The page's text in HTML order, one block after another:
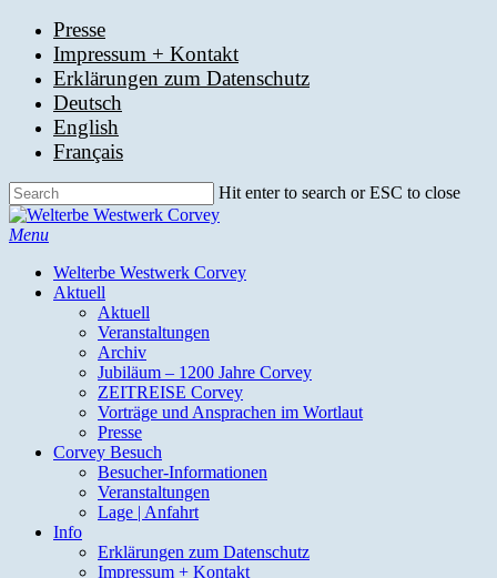
Skip
content
Presse
Impressum + Kontakt
Erklärungen zum Datenschutz
Deutsch
English
Français
Hit enter to search or ESC to close
Close
Search
search
Menu
Welterbe Westwerk Corvey
Aktuell
Aktuell
Veranstaltungen
Archiv
Jubiläum – 1200 Jahre Corvey
ZEITREISE Corvey
Vorträge und Ansprachen im Wortlaut
Presse
Corvey Besuch
Besucher-Informationen
Veranstaltungen
Lage | Anfahrt
Info
Erklärungen zum Datenschutz
Impressum + Kontakt